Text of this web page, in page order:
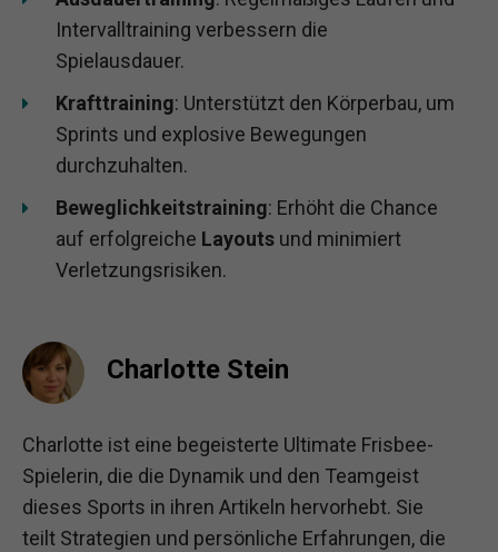
Intervalltraining verbessern die
Spielausdauer.
Krafttraining: Unterstützt den Körperbau, um
Sprints und explosive Bewegungen
durchzuhalten.
Beweglichkeitstraining: Erhöht die Chance
auf erfolgreiche Layouts und minimiert
Verletzungsrisiken.
Charlotte Stein
Charlotte ist eine begeisterte Ultimate Frisbee-
Spielerin, die die Dynamik und den Teamgeist
dieses Sports in ihren Artikeln hervorhebt. Sie
teilt Strategien und persönliche Erfahrungen, die